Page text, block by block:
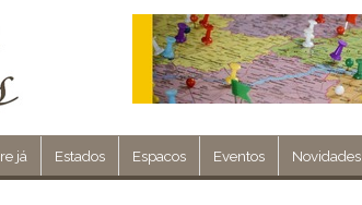
já Estados Espacos Eventos Novidades